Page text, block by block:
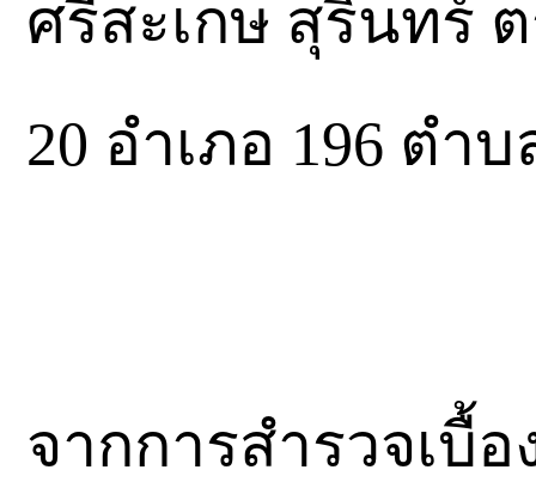
ศรีสะเกษ สุรินทร์
20 อำเภอ 196 ตำ
จากการสำรวจเบื้